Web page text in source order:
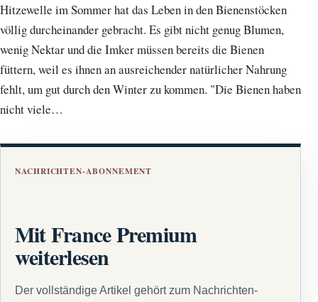
Hitzewelle im Sommer hat das Leben in den Bienenstöcken
völlig durcheinander gebracht. Es gibt nicht genug Blumen,
wenig Nektar und die Imker müssen bereits die Bienen
füttern, weil es ihnen an ausreichender natürlicher Nahrung
fehlt, um gut durch den Winter zu kommen. "Die Bienen haben
nicht viele…
NACHRICHTEN-ABONNEMENT
Mit France Premium
weiterlesen
Der vollständige Artikel gehört zum Nachrichten-